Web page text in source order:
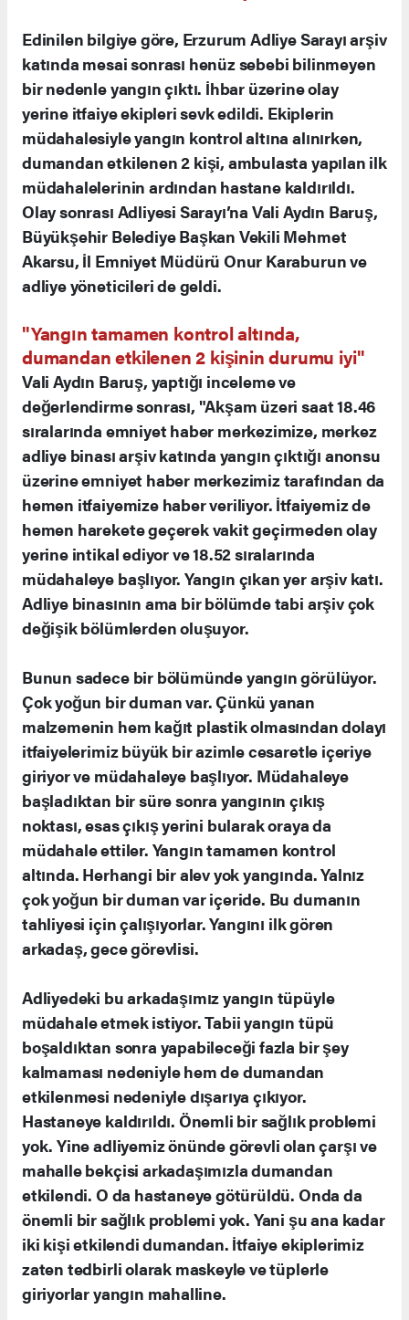
Edinilen bilgiye göre, Erzurum Adliye Sarayı arşiv
katında mesai sonrası henüz sebebi bilinmeyen
bir nedenle yangın çıktı. İhbar üzerine olay
yerine itfaiye ekipleri sevk edildi. Ekiplerin
müdahalesiyle yangın kontrol altına alınırken,
dumandan etkilenen 2 kişi, ambulasta yapılan ilk
müdahalelerinin ardından hastane kaldırıldı.
Olay sonrası Adliyesi Sarayı’na Vali Aydın Baruş,
Büyükşehir Belediye Başkan Vekili Mehmet
Akarsu, İl Emniyet Müdürü Onur Karaburun ve
adliye yöneticileri de geldi.
"Yangın tamamen kontrol altında,
dumandan etkilenen 2 kişinin durumu iyi"
Vali Aydın Baruş, yaptığı inceleme ve
değerlendirme sonrası, "Akşam üzeri saat 18.46
sıralarında emniyet haber merkezimize, merkez
adliye binası arşiv katında yangın çıktığı anonsu
üzerine emniyet haber merkezimiz tarafından da
hemen itfaiyemize haber veriliyor. İtfaiyemiz de
hemen harekete geçerek vakit geçirmeden olay
yerine intikal ediyor ve 18.52 sıralarında
müdahaleye başlıyor. Yangın çıkan yer arşiv katı.
Adliye binasının ama bir bölümde tabi arşiv çok
değişik bölümlerden oluşuyor.
Bunun sadece bir bölümünde yangın görülüyor.
Çok yoğun bir duman var. Çünkü yanan
malzemenin hem kağıt plastik olmasından dolayı
itfaiyelerimiz büyük bir azimle cesaretle içeriye
giriyor ve müdahaleye başlıyor. Müdahaleye
başladıktan bir süre sonra yangının çıkış
noktası, esas çıkış yerini bularak oraya da
müdahale ettiler. Yangın tamamen kontrol
altında. Herhangi bir alev yok yangında. Yalnız
çok yoğun bir duman var içeride. Bu dumanın
tahliyesi için çalışıyorlar. Yangını ilk gören
arkadaş, gece görevlisi.
Adliyedeki bu arkadaşımız yangın tüpüyle
müdahale etmek istiyor. Tabii yangın tüpü
boşaldıktan sonra yapabileceği fazla bir şey
kalmaması nedeniyle hem de dumandan
etkilenmesi nedeniyle dışarıya çıkıyor.
Hastaneye kaldırıldı. Önemli bir sağlık problemi
yok. Yine adliyemiz önünde görevli olan çarşı ve
mahalle bekçisi arkadaşımızla dumandan
etkilendi. O da hastaneye götürüldü. Onda da
önemli bir sağlık problemi yok. Yani şu ana kadar
iki kişi etkilendi dumandan. İtfaiye ekiplerimiz
zaten tedbirli olarak maskeyle ve tüplerle
giriyorlar yangın mahalline.